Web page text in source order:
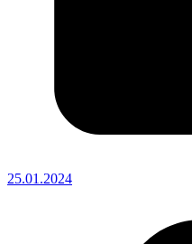
25.01.2024